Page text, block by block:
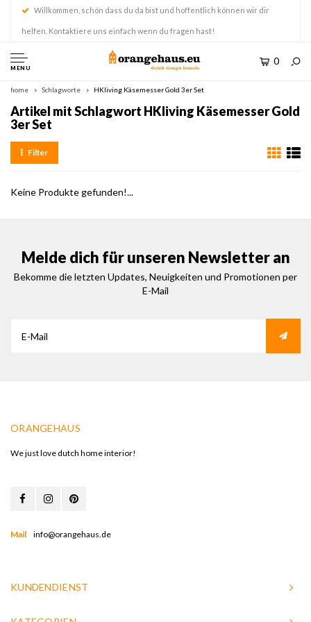
Willkommen, schön dass du da bist und hoffentlich können wir dir
helfen. Kontaktiere uns einfach wenn du fragen hast!
MENU
0
home Schlagworte HKliving Käsemesser Gold 3er Set
Artikel mit Schlagwort HKliving Käsemesser Gold
3er Set
Filter
Keine Produkte gefunden!...
Melde dich für unseren Newsletter an
Bekomme die letzten Updates, Neuigkeiten und Promotionen per
E-Mail
ORANGEHAUS
We just love dutch home interior!
Mail info@orangehaus.de
KUNDENDIENST